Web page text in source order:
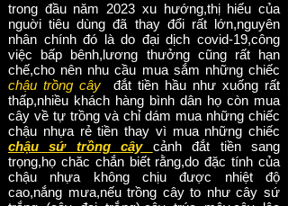
trong đầu năm 2023 xu hướng,thị hiếu của
nguời tiêu dùng đã thay đổi rất lớn,nguyên
nhân chính đó là do đại dịch covid-19,công
việc bấp bênh,lương thưởng cũng rất hạn
chế,cho nên nhu cầu mua sắm những chiếc
chậu trồng cây
đắt tiền hầu như xuống rất
thấp,nhiều khách hàng bình dân họ còn mua
cây về tự trồng và chỉ dám mua những chiếc
chậu nhựa rẻ tiền thay vì mua những chiếc
chậu sứ trồng cây cảnh đắt tiền sang
trọng,họ chăc chắn biết rằng,do đặc tính của
chậu nhựa không chịu được nhiệt độ
cao,nắng mưa,nếu trồng cây to như cây sứ